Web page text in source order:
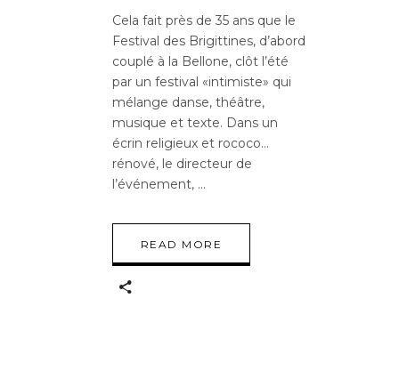
Cela fait près de 35 ans que le
Festival des Brigittines, d’abord
couplé à la Bellone, clôt l’été
par un festival «intimiste» qui
mélange danse, théâtre,
musique et texte. Dans un
écrin religieux et rococo…
rénové, le directeur de
l’événement,
READ MORE